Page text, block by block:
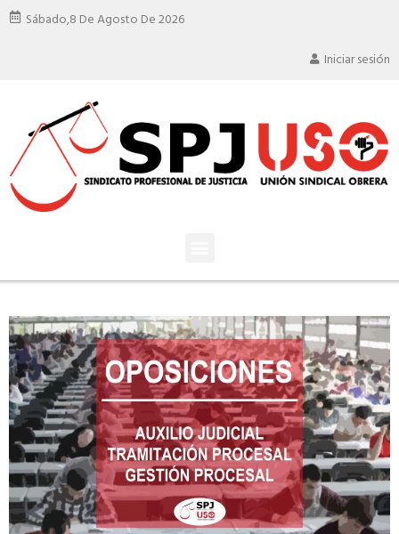
Sábado,8 De Agosto De 2026
Iniciar sesión